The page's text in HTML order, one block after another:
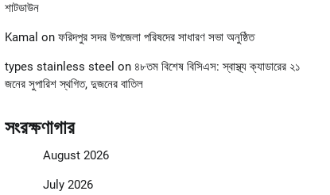
শাটডাউন
Kamal on ফরিদপুর সদর উপজেলা পরিষদের সাধারণ সভা অনুষ্ঠিত
types stainless steel on ৪৮তম বিশেষ বিসিএস: স্বাস্থ্য ক্যাডারের ২১
জনের সুপারিশ স্থগিত, দুজনের বাতিল
সংরক্ষণাগার
August 2026
July 2026